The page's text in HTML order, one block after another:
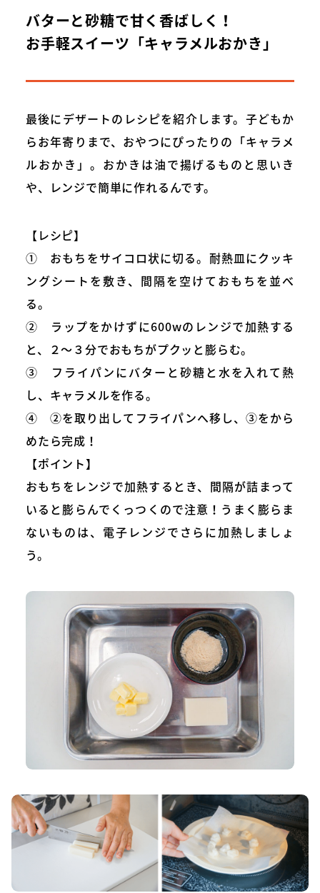
バターと砂糖で甘く香ばしく！
お手軽スイーツ「キャラメルおかき」
最後にデザートのレシピを紹介します。子どもか
らお年寄りまで、おやつにぴったりの「キャラメ
ルおかき」。おかきは油で揚げるものと思いき
や、レンジで簡単に作れるんです。
【レシピ】
① おもちをサイコロ状に切る。耐熱皿にクッキ
ングシートを敷き、間隔を空けておもちを並べ
る。
② ラップをかけずに600wのレンジで加熱する
と、２～３分でおもちがプクッと膨らむ。
③ フライパンにバターと砂糖と水を入れて熱
し、キャラメルを作る。
④ ②を取り出してフライパンへ移し、③をから
めたら完成！
【ポイント】
おもちをレンジで加熱するとき、間隔が詰まって
いると膨らんでくっつくので注意！うまく膨らま
ないものは、電子レンジでさらに加熱しましょ
う。